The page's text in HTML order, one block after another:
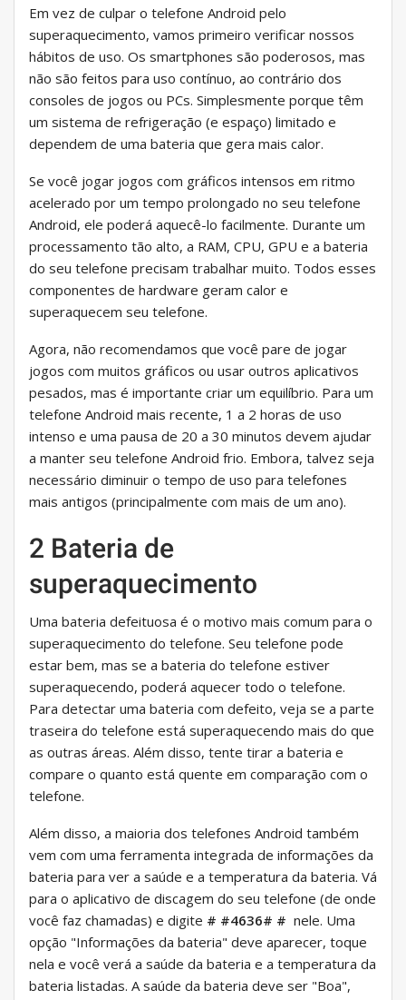
Em vez de culpar o telefone Android pelo
superaquecimento, vamos primeiro verificar nossos
hábitos de uso. Os smartphones são poderosos, mas
não são feitos para uso contínuo, ao contrário dos
consoles de jogos ou PCs. Simplesmente porque têm
um sistema de refrigeração (e espaço) limitado e
dependem de uma bateria que gera mais calor.
Se você jogar jogos com gráficos intensos em ritmo
acelerado por um tempo prolongado no seu telefone
Android, ele poderá aquecê-lo facilmente. Durante um
processamento tão alto, a RAM, CPU, GPU e a bateria
do seu telefone precisam trabalhar muito. Todos esses
componentes de hardware geram calor e
superaquecem seu telefone.
Agora, não recomendamos que você pare de jogar
jogos com muitos gráficos ou usar outros aplicativos
pesados, mas é importante criar um equilíbrio. Para um
telefone Android mais recente, 1 a 2 horas de uso
intenso e uma pausa de 20 a 30 minutos devem ajudar
a manter seu telefone Android frio. Embora, talvez seja
necessário diminuir o tempo de uso para telefones
mais antigos (principalmente com mais de um ano).
2 Bateria de
superaquecimento
Uma bateria defeituosa é o motivo mais comum para o
superaquecimento do telefone. Seu telefone pode
estar bem, mas se a bateria do telefone estiver
superaquecendo, poderá aquecer todo o telefone.
Para detectar uma bateria com defeito, veja se a parte
traseira do telefone está superaquecendo mais do que
as outras áreas. Além disso, tente tirar a bateria e
compare o quanto está quente em comparação com o
telefone.
Além disso, a maioria dos telefones Android também
vem com uma ferramenta integrada de informações da
bateria para ver a saúde e a temperatura da bateria. Vá
para o aplicativo de discagem do seu telefone (de onde
você faz chamadas) e digite # #4636# # nele. Uma
opção "Informações da bateria" deve aparecer, toque
nela e você verá a saúde da bateria e a temperatura da
bateria listadas. A saúde da bateria deve ser "Boa",